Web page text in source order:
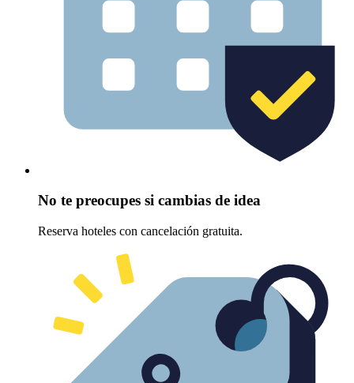
No te preocupes si cambias de idea
Reserva hoteles con cancelación gratuita.